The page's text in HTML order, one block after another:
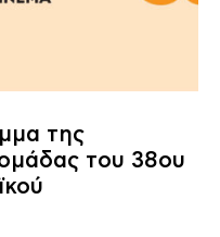
της
του 38ου